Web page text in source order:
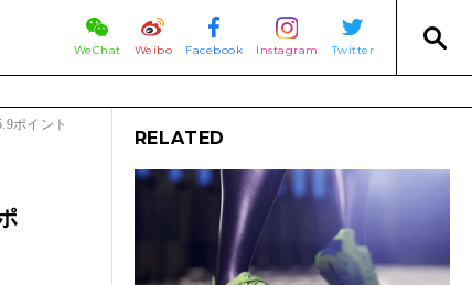
WeChat Weibo Facebook Instagram Twitter
ポイント
RELATED